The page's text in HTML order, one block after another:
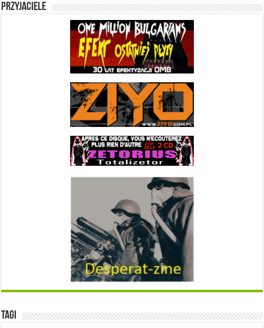
Przyjaciele
Tagi